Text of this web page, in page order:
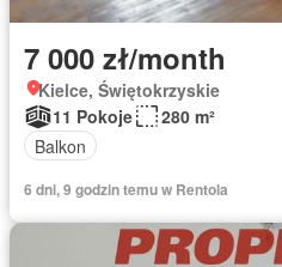
7 000 zł/month
Kielce, Świętokrzyskie
11 Pokoje
280 m²
Balkon
6 dni, 9 godzin temu w Rentola